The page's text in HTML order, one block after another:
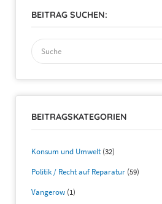
BEITRAG SUCHEN:
Suchen
nach:
BEITRAGSKATEGORIEN
Konsum und Umwelt(32)
Politik / Recht auf Reparatur (59)
Vangerow (1)